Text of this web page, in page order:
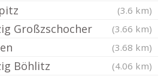
(3.6 km)
Großzschocher (3.66 km)
(3.68 km)
Böhlitz (4.06 km)